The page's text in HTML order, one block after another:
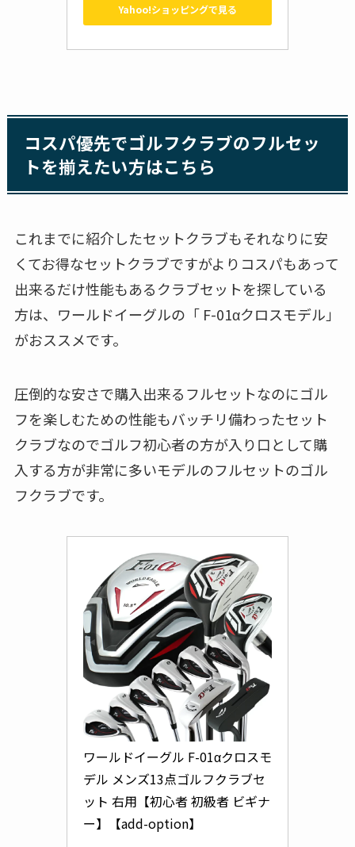
Yahoo!ショッピングで見る
コスパ優先でゴルフクラブのフルセッ
トを揃えたい方はこちら
これまでに紹介したセットクラブもそれなりに安
くてお得なセットクラブですがよりコスパもあって
出来るだけ性能もあるクラブセットを探している
方は、ワールドイーグルの「 F-01αクロスモデル」
がおススメです。
圧倒的な安さで購入出来るフルセットなのにゴル
フを楽しむための性能もバッチリ備わったセット
クラブなのでゴルフ初心者の方が入り口として購
入する方が非常に多いモデルのフルセットのゴル
フクラブです。
ワールドイーグル F-01αクロスモ
デル メンズ13点ゴルフクラブセ
ット 右用【初心者 初級者 ビギナ
ー】【add-option】